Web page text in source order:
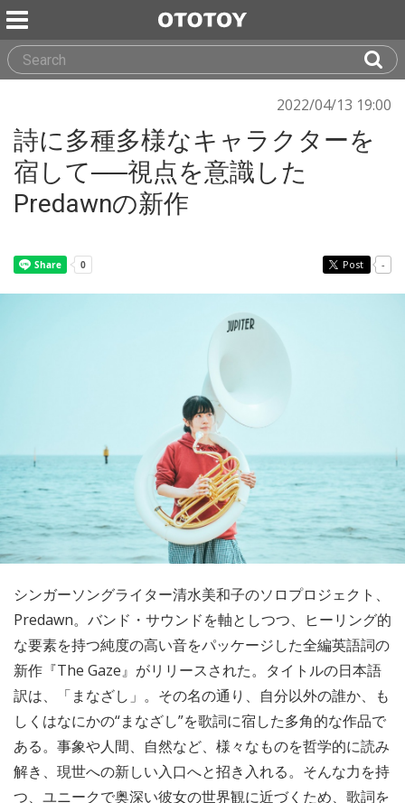
2022/04/13 19:00
詩に多種多様なキャラクターを
宿して──視点を意識した
Predawnの新作
Post -
シンガーソングライター清水美和子のソロプロジェクト、
Predawn。バンド・サウンドを軸としつつ、ヒーリング的
な要素を持つ純度の高い音をパッケージした全編英語詞の
新作『The Gaze』がリリースされた。タイトルの日本語
訳は、「まなざし」。その名の通り、自分以外の誰か、も
しくはなにかの“まなざし”を歌詞に宿した多角的な作品で
ある。事象や人間、自然など、様々なものを哲学的に読み
解き、現世への新しい入口へと招き入れる。そんな力を持
つ、ユニークで奥深い彼女の世界観に近づくため、歌詞を